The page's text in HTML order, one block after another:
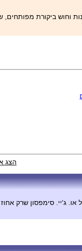
וחוש ביקורת
הצג
ג'יי. סימפסון שרק